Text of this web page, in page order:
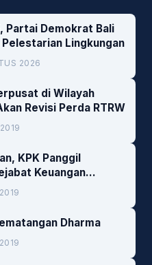
Partai Demokrat Bali
Lingkungan
2026
di Wilayah
Revisi Perda RTRW
KPK Panggil
Keuangan
Dharma